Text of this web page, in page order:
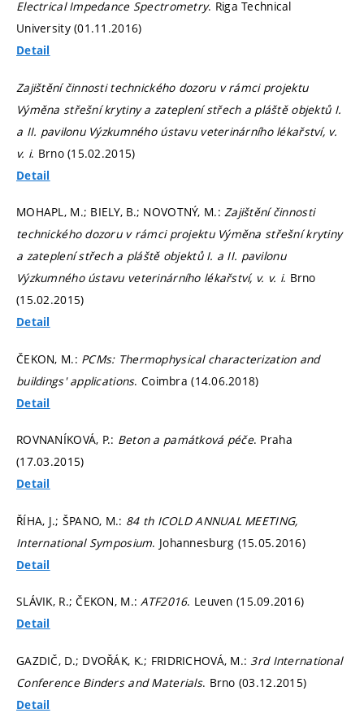
Electrical Impedance Spectrometry. Riga Technical
University (01.11.2016)
Detail
Zajištění činnosti technického dozoru v rámci projektu
Výměna střešní krytiny a zateplení střech a pláště objektů I.
a II. pavilonu Výzkumného ústavu veterinárního lékařství, v.
v. i. Brno (15.02.2015)
Detail
MOHAPL, M.; BIELY, B.; NOVOTNÝ, M.:Zajištění činnosti
technického dozoru v rámci projektu Výměna střešní krytiny
a zateplení střech a pláště objektů I. a II. pavilonu
Výzkumného ústavu veterinárního lékařství, v. v. i. Brno
(15.02.2015)
Detail
ČEKON, M.: PCMs: Thermophysical characterization and
buildings' applications. Coimbra (14.06.2018)
Detail
ROVNANÍKOVÁ, P.: Beton a památková péče. Praha
(17.03.2015)
Detail
ŘÍHA, J.; ŠPANO, M.: 84 th ICOLD ANNUAL MEETING,
International Symposium. Johannesburg (15.05.2016)
Detail
SLÁVIK, R.; ČEKON, M.:ATF2016. Leuven (15.09.2016)
Detail
GAZDIČ, D.; DVOŘÁK, K.; FRIDRICHOVÁ, M.: 3rd International
Conference Binders and Materials. Brno (03.12.2015)
Detail